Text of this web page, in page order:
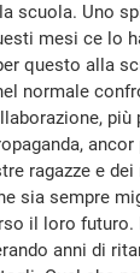
scuola. Uno
mesi ce lo
questo alla
normale
ragazze e
sia sempre
il loro
anni di